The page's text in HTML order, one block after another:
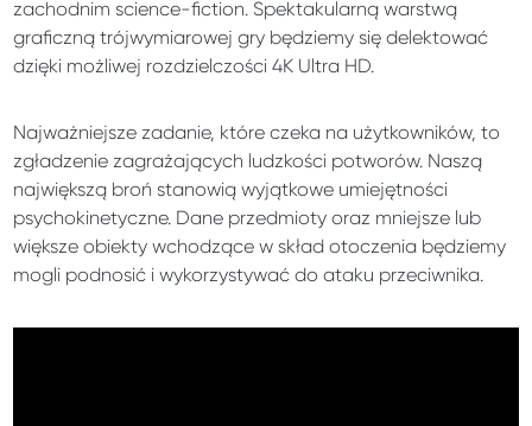
zachodnim science-fiction. Spektakularną warstwą
graficzną trójwymiarowej gry będziemy się delektować
dzięki możliwej rozdzielczości 4K Ultra HD.
Najważniejsze zadanie, które czeka na użytkowników, to
zgładzenie zagrażających ludzkości potworów. Naszą
największą broń stanowią wyjątkowe umiejętności
psychokinetyczne. Dane przedmioty oraz mniejsze lub
większe obiekty wchodzące w skład otoczenia będziemy
mogli podnosić i wykorzystywać do ataku przeciwnika.